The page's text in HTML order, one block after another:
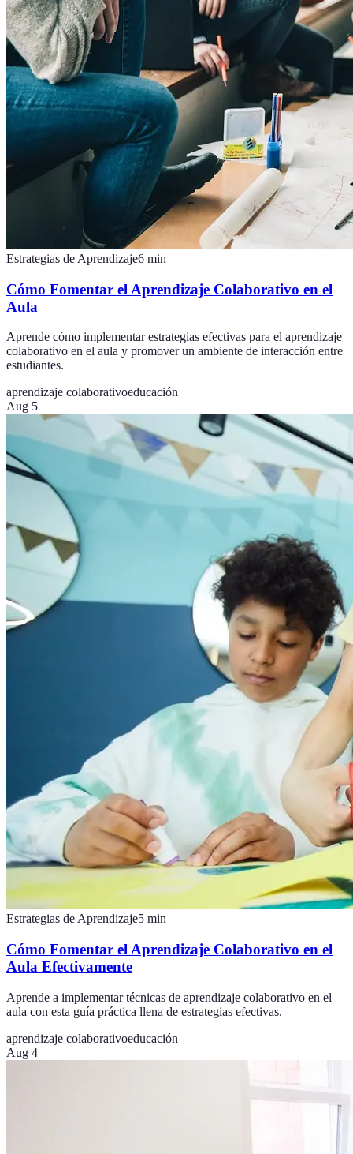
Estrategias de Aprendizaje6 min
Cómo Fomentar el Aprendizaje Colaborativo en el
Aula
Aprende cómo implementar estrategias efectivas para el aprendizaje
colaborativo en el aula y promover un ambiente de interacción entre
estudiantes.
aprendizaje colaborativoeducación
Aug 5
Estrategias de Aprendizaje5 min
Cómo Fomentar el Aprendizaje Colaborativo en el
Aula Efectivamente
Aprende a implementar técnicas de aprendizaje colaborativo en el
aula con esta guía práctica llena de estrategias efectivas.
aprendizaje colaborativoeducación
Aug 4